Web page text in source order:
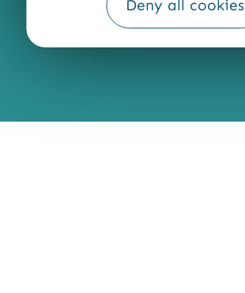
Deny all cookies